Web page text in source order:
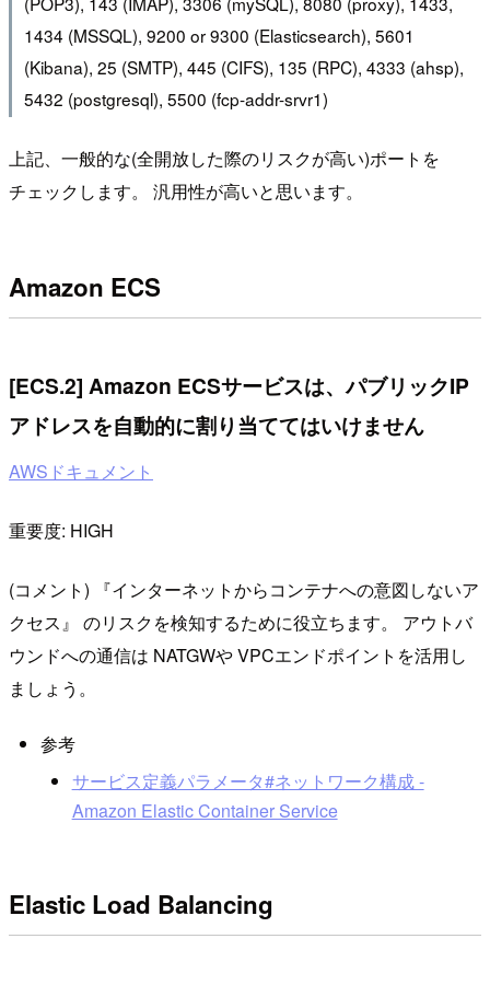
1434 (MSSQL), 9200 or 9300 (Elasticsearch), 5601
(Kibana), 25 (SMTP), 445 (CIFS), 135 (RPC), 4333 (ahsp),
5432 (postgresql), 5500 (fcp-addr-srvr1)
上記、一般的な(全開放した際のリスクが高い)ポートを
チェックします。 汎用性が高いと思います。
Amazon ECS
[ECS.2] Amazon ECSサービスは、パブリックIP
アドレスを自動的に割り当ててはいけません
AWSドキュメント
重要度: HIGH
(コメント) 『インターネットからコンテナへの意図しないア
クセス』 のリスクを検知するために役立ちます。 アウトバ
ウンドへの通信は NATGWや VPCエンドポイントを活用し
ましょう。
参考
サービス定義パラメータ#ネットワーク構成 -
Amazon Elastic Container Service
Elastic Load Balancing